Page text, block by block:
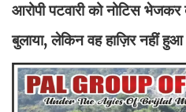
आरोपी पटवारी को नोटिस
बुलाया, लेकिन वह हाज़िर नहीं